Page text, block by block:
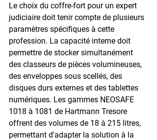
Le choix du coffre-fort pour un expert
judiciaire doit tenir compte de plusieurs
paramètres spécifiques à cette
profession. La capacité interne doit
permettre de stocker simultanément
des classeurs de pièces volumineuses,
des enveloppes sous scellés, des
disques durs externes et des tablettes
numériques. Les gammes NEOSAFE
1018 à 1081 de Hartmann Tresore
offrent des volumes de 18 à 215 litres,
permettant d'adapter la solution à la